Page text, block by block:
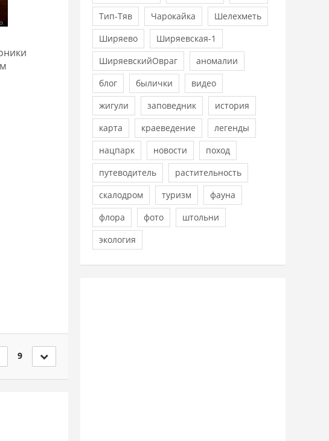
9
Тип-Тяв
Чарокайка
Шелехметь
Ширяево
Ширяевская-1
ШиряевскийОвраг
аномалии
блог
былички
видео
жигули
заповедник
история
карта
краеведение
легенды
нацпарк
новости
поход
путеводитель
растительность
скалодром
туризм
фауна
флора
фото
штольни
экология